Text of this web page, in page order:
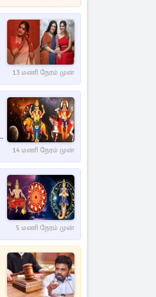
13 மணி நேரம் முன்
14 மணி நேரம் முன்
5 மணி நேரம் முன்